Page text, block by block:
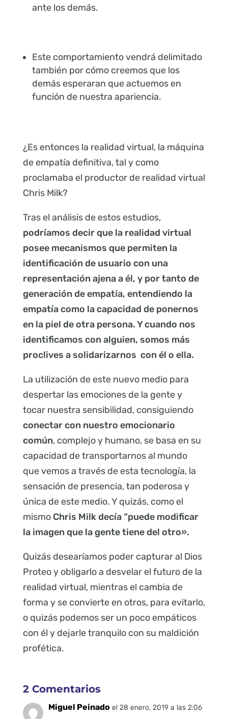
ante los demás.
Este comportamiento vendrá delimitado
también por cómo creemos que los
demás esperaran que actuemos en
función de nuestra apariencia.
¿Es entonces la realidad virtual, la máquina
de empatía definitiva, tal y como
proclamaba el productor de realidad virtual
Chris Milk?
Tras el análisis de estos estudios,
podríamos decir que la realidad virtual
posee mecanismos que permiten la
identificación de usuario con una
representación ajena a él, y por tanto de
generación de empatía, entendiendo la
empatía como la capacidad de ponernos
en la piel de otra persona. Y cuando nos
identificamos con alguien, somos más
proclives a solidarizarnos con él o ella.
La utilización de este nuevo medio para
despertar las emociones de la gente y
tocar nuestra sensibilidad, consiguiendo
conectar con nuestro emocionario
común, complejo y humano, se basa en su
capacidad de transportarnos al mundo
que vemos a través de esta tecnología, la
sensación de presencia, tan poderosa y
única de este medio. Y quizás, como el
mismo Chris Milk decía “puede modificar
la imagen que la gente tiene del otro».
Quizás desearíamos poder capturar al Dios
Proteo y obligarlo a desvelar el futuro de la
realidad virtual, mientras el cambia de
forma y se convierte en otros, para evitarlo,
o quizás podemos ser un poco empáticos
con él y dejarle tranquilo con su maldición
profética.
2 Comentarios
Miguel Peinado el 28 enero, 2019 a las 2:06